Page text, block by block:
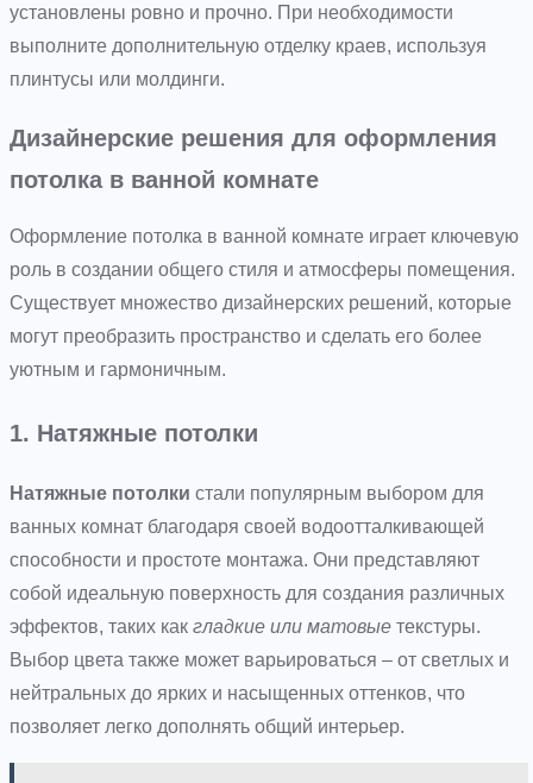
установлены ровно и прочно. При необходимости
выполните дополнительную отделку краев, используя
плинтусы или молдинги.
Дизайнерские решения для оформления
потолка в ванной комнате
Оформление потолка в ванной комнате играет ключевую
роль в создании общего стиля и атмосферы помещения.
Существует множество дизайнерских решений, которые
могут преобразить пространство и сделать его более
уютным и гармоничным.
1. Натяжные потолки
Натяжные потолки стали популярным выбором для
ванных комнат благодаря своей водоотталкивающей
способности и простоте монтажа. Они представляют
собой идеальную поверхность для создания различных
эффектов, таких как гладкие или матовые текстуры.
Выбор цвета также может варьироваться – от светлых и
нейтральных до ярких и насыщенных оттенков, что
позволяет легко дополнять общий интерьер.